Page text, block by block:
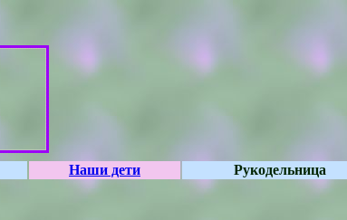
Наши дети Рукодельница